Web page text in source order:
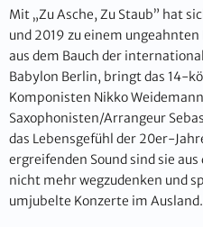
Mit „Zu Asche, Zu Staub” hat
und 2019 zu einem
aus dem Bauch der
Babylon Berlin, bringt das 14-
Komponisten Nikko
Saxophonisten/Arrangeur
das Lebensgefühl der 20er-
ergreifenden Sound sind sie
nicht mehr wegzudenken und
umjubelte Konzerte im Ausland.